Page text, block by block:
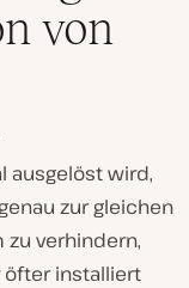
von
ausgelöst wird,
zur gleichen
zu verhindern,
öfter installiert